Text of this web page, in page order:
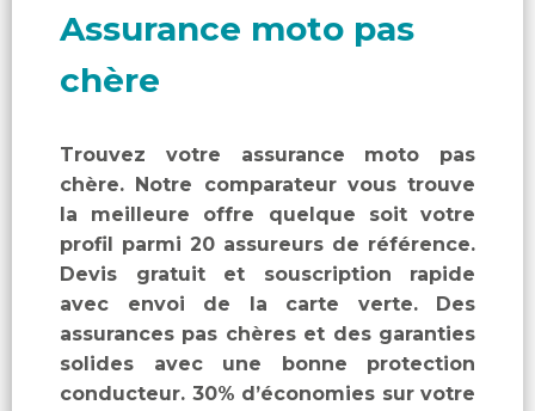
Assurance moto pas
chère
Trouvez votre assurance moto pas
chère. Notre comparateur vous trouve
la meilleure offre quelque soit votre
profil parmi 20 assureurs de référence.
Devis gratuit et souscription rapide
avec envoi de la carte verte. Des
assurances pas chères et des garanties
solides avec une bonne protection
conducteur. 30% d’économies sur votre